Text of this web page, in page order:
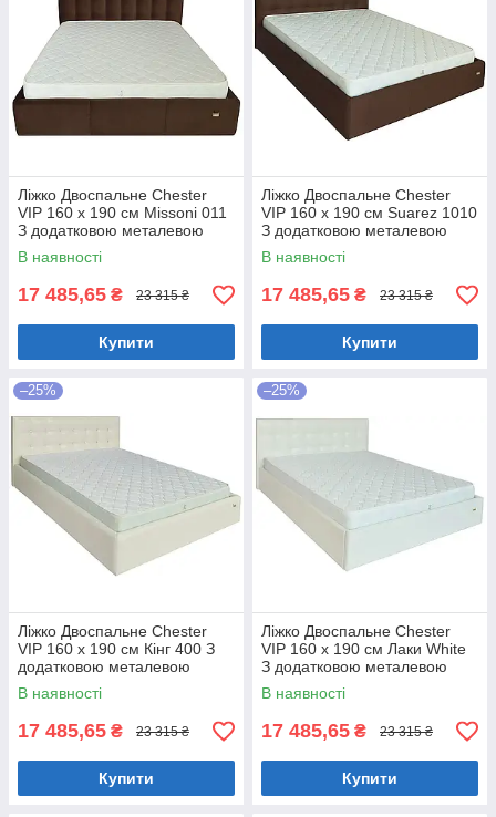
Ліжко Двоспальне Chester
VIP 160 х 190 см Missoni 011
З додатковою металевою
цільнозварною рамою
Темно-коричневий
В наявності
17 485,65 ₴ 23 315 ₴
Купити
Ліжко Двоспальне Chester
VIP 160 х 190 см Suarez 1010
З додатковою металевою
цільнозварною рамою
Коричневий
В наявності
17 485,65 ₴ 23 315 ₴
Купити
–25%
Ліжко Двоспальне Chester
VIP 160 х 190 см Кінг 400 З
додатковою металевою
цільнозварною рамою C1
Білий
В наявності
17 485,65 ₴ 23 315 ₴
Купити
–25%
Ліжко Двоспальне Chester
VIP 160 х 190 см Лаки White
З додатковою металевою
цільнозварною рамою Білий
В наявності
17 485,65 ₴ 23 315 ₴
Купити